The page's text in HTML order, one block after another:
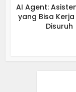
AI Agent:
yang Bisa
Disuruh